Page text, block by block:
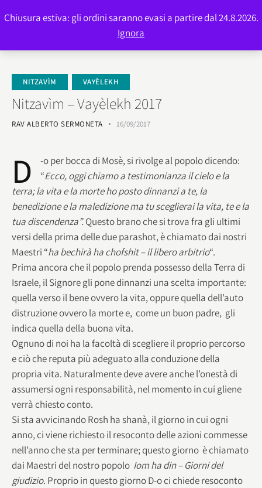
NITZAVÌM VAYÈLEKH
Nitzavìm – Vayèlekh 2017
RAV ALBERTO SERMONETA 16/09/2017
D
-o per bocca di Mosè, si rivolge al popolo dicendo:
“Ecco, oggi chiamo a testimonianza il cielo e la
terra; la vita e la morte ho posto dinnanzi a te, la
benedizione e la maledizione ma tu sceglierai la vita, te e la
tua discendenza”.Questo brano che si trova fra gli ultimi
versi della prima delle due parashot, è chiamato dai nostri
Maestri “ha bechirà ha chofshit – il libero arbitrio“.
Prima ancora che il popolo prenda possesso della Terra di
Israele, il Signore gli pone dinnanzi una scelta importante:
quella verso il bene ovvero la vita, oppure quella dell’auto
distruzione ovvero la morte e, come un buon padre, gli
indica quella della buona vita.
Ognuno di noi ha la facoltà di scegliere il proprio percorso
e ciò che reputa più adeguato alla conduzione della
propria vita. Naturalmente deve avere anche l’onestà di
assumersi ogni responsabilità, nel momento in cui gliene
verrà chiesto conto.
Si sta avvicinando Rosh ha shanà, il giorno in cui ogni
anno, ci viene richiesto il resoconto delle azioni commesse
nell’anno che sta per terminare; questo giorno è chiamato
dai Maestri del nostro popolo Iom ha din – Giorni del
giudizio. Proprio in questo giorno D-o ci chiede resoconto
Chiusura estiva: gli ordini saranno evasi a partire dal 24.8.2026.
Ignora